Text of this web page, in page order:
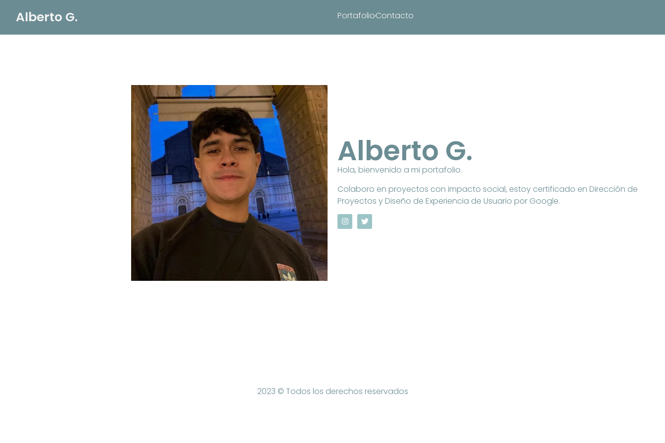
Alberto G. PortafolioContacto
Alberto G.
Hola, bienvenido a mi portafolio.
Colaboro en proyectos con impacto social, estoy certificado en Dirección de
Proyectos y Diseño de Experiencia de Usuario por Google.
2023 © Todos los derechos reservados